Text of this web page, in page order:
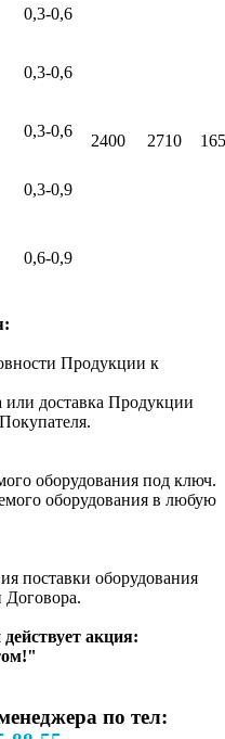
0,3-0,6
2400 2710
0,3-0,6
0,3-0,6
0,3-0,9
0,6-0,9
Продукции к
доставка Продукции
оборудования под ключ.
оборудования в любую
поставки оборудования
Договора.
акция:
по тел: